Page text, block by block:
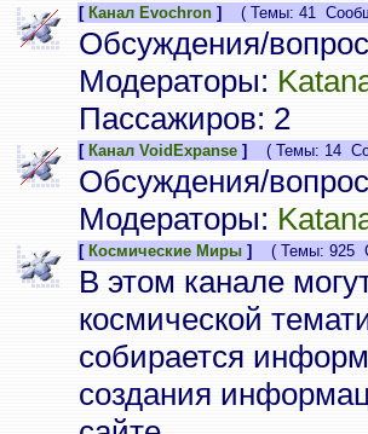
[ Канал Evochron ] ( Темы: 41
Обсуждения/
Модераторы:
Пассажиров: 2
[ Канал VoidExpanse ] ( Темы: 14
Обсуждения/
Модераторы:
[ Космические Миры ] ( Темы: 925
В этом канале
космической
собирается
создания